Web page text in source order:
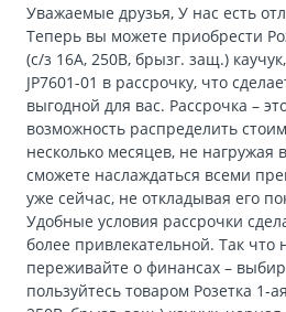
Уважаемые друзья, У нас есть
Теперь вы можете приобрести
(с/з 16А, 250В, брызг. защ.)
JP7601-01 в рассрочку, что
выгодной для вас. Рассрочка –
возможность распределить
несколько месяцев, не
сможете наслаждаться всеми
уже сейчас, не откладывая его
Удобные условия рассрочки
более привлекательной. Так что
переживайте о финансах –
пользуйтесь товаром Розетка 1-